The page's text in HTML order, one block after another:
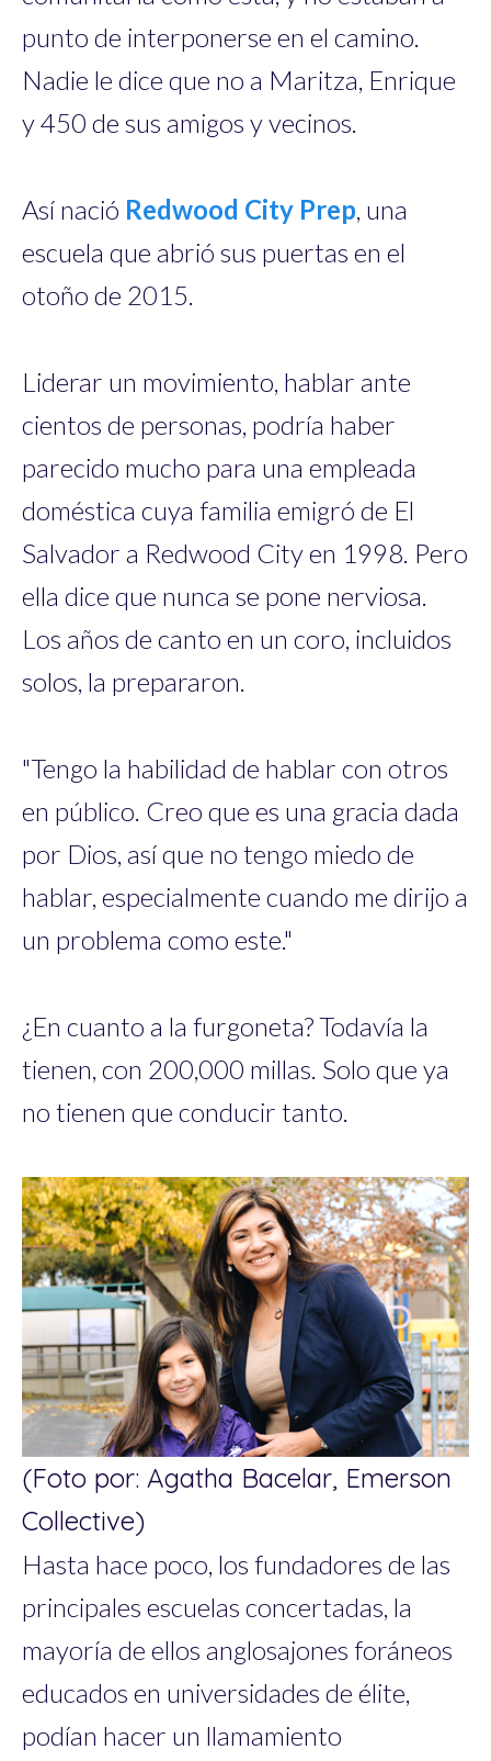
punto de interponerse en el camino.
Nadie le dice que no a Maritza, Enrique
y 450 de sus amigos y vecinos.
Así nació Redwood City Prep, una
escuela que abrió sus puertas en el
otoño de 2015.
Liderar un movimiento, hablar ante
cientos de personas, podría haber
parecido mucho para una empleada
doméstica cuya familia emigró de El
Salvador a Redwood City en 1998. Pero
ella dice que nunca se pone nerviosa.
Los años de canto en un coro, incluidos
solos, la prepararon.
"Tengo la habilidad de hablar con otros
en público. Creo que es una gracia dada
por Dios, así que no tengo miedo de
hablar, especialmente cuando me dirijo a
un problema como este."
¿En cuanto a la furgoneta? Todavía la
tienen, con 200,000 millas. Solo que ya
no tienen que conducir tanto.
(Foto por: Agatha Bacelar, Emerson
Collective)
Hasta hace poco, los fundadores de las
principales escuelas concertadas, la
mayoría de ellos anglosajones foráneos
educados en universidades de élite,
podían hacer un llamamiento